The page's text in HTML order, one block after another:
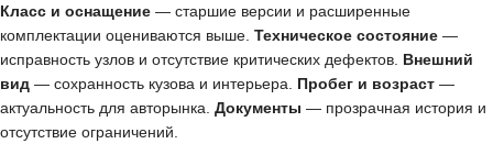
Класс и оснащение — старшие версии и расширенные
комплектации оцениваются выше. Техническое состояние —
исправность узлов и отсутствие критических дефектов. Внешний
вид — сохранность кузова и интерьера. Пробег и возраст —
актуальность для авторынка. Документы — прозрачная история и
отсутствие ограничений.